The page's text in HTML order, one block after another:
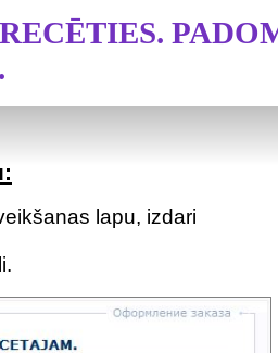
lapu, izdari